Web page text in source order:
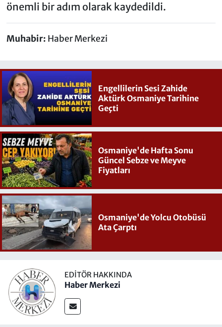
önemli bir adım olarak kaydedildi.
Muhabir: Haber Merkezi
Engellilerin Sesi Zahide
Aktürk Osmaniye Tarihine
Geçti
Osmaniye'de Hafta Sonu
Güncel Sebze ve Meyve
Fiyatları
Osmaniye'de Yolcu Otobüsü
Ata Çarptı
EDITÖR HAKKINDA
Haber Merkezi